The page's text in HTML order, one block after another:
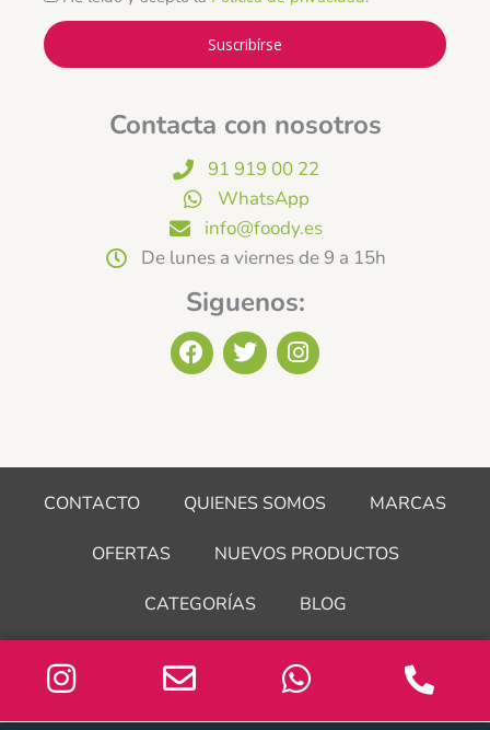
Suscribírse
Contacta con nosotros
91 919 00 22
WhatsApp
info@foody.es
De lunes a viernes de 9 a 15h
Siguenos:
F
a
o
k
T
w
e
I
n
g
a
CONTACTO QUIENES SOMOS MARCAS
OFERTAS NUEVOS PRODUCTOS
CATEGORÍAS BLOG